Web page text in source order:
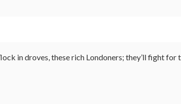
in droves, these rich Londoners; they’ll fight for